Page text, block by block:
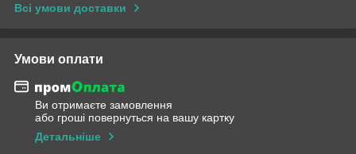
Всі умови доставки
Умови оплати
Ви отримаєте замовлення
або гроші повернуться на вашу картку
Детальніше